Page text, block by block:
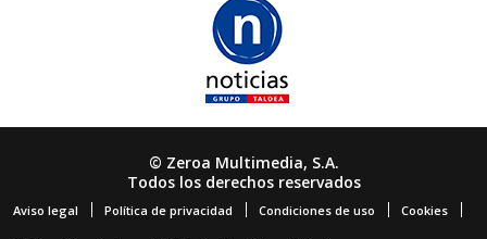
© Zeroa Multimedia, S.A.
Todos los derechos reservados
Aviso legal Política de privacidad Condiciones de uso Cookies